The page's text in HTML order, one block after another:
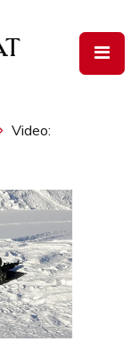
Video: